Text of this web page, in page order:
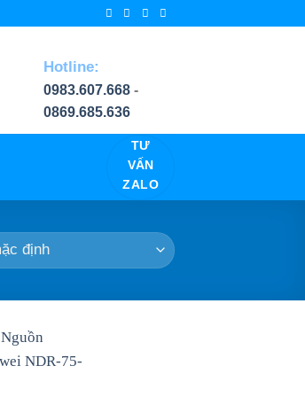
Hotline:
0983.607.668-
0869.685.636
TƯ
VẤN
ZALO